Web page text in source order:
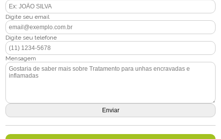
Digite seu email
Digite seu telefone
Mensagem